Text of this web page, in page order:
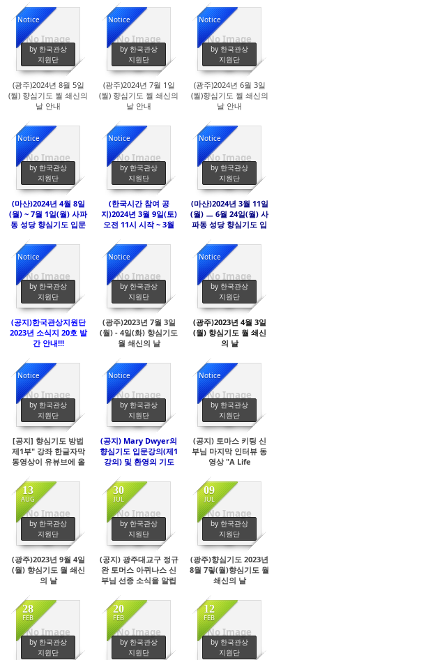
No Image
Notice
by 한국관상
지원단
3130
(광주)2024년 8월 5일
(월) 향심기도 월 쇄신의
날 안내
No Image
Notice
by 한국관상
지원단
3935
(광주)2024년 7월 1일
(월) 향심기도 월 쇄신의
날 안내
No Image
Notice
by 한국관상
지원단
4244
(광주)2024년 6월 3일
(월)향심기도 월 쇄신의
날 안내
No Image
Notice
by 한국관상
지원단
3929
(마산)2024년 4월 8일
(월) ~ 7월 1일(월) 사파
동 성당 향심기도 입문
반
No Image
Notice
by 한국관상
지원단
4081
(한국시간 참여 공
지)2024년 3월 9일(토)
오전 11시 시작 ~ 3월
: 전 세계가 기도 안에
하나되는 날 참여 안내
No Image
Notice
by 한국관상
지원단
3887
(마산)2024년 3월 11일
(월) ㅡ 6월 24일(월) 사
파동 성당 향심기도 입
회) --- 오전반
No Image
Notice
by 한국관상
지원단
4172
(공지)한국관상지원단
2023년 소식지 20호 발
간 안내!!!
No Image
Notice
by 한국관상
지원단
3944
(광주)2023년 7월 3일
(월) - 4일(화) 향심기도
월 쇄신의 날
No Image
Notice
by 한국관상
지원단
3976
(광주)2023년 4월 3일
(월) 향심기도 월 쇄신
의 날
No Image
Notice
by 한국관상
지원단
4734
[공지] 향심기도 방법
제1부" 강좌 한글자막
동영상이 유뷰브에 올
다.
No Image
Notice
by 한국관상
지원단
4930
(공지) Mary Dwyer의
향심기도 입문강의(제1
강의) 및 환영의 기도
한국어 자막) new
No Image
Notice
by 한국관상
지원단
4532
(공지) 토마스 키팅 신
부님 마지막 인터뷰 동
영상 "A Life
Love" - 한국어 자막
No Image
13
AUG
by 한국관상
지원단
444
(광주)2023년 9월 4일
(월) 향심기도 월 쇄신
의 날
No Image
30
JUL
by 한국관상
지원단
445
(공지) 광주대교구 정규
완 토머스 아퀴나스 신
부님 선종 소식을 알립
No Image
09
JUL
by 한국관상
지원단
432
(광주)향심기도 2023년
8월 7맇(월)향심기도 월
쇄신의 날
No Image
28
FEB
by 한국관상
지원단
446 No Image
20
FEB
by 한국관상
지원단
477 No Image
12
FEB
by 한국관상
지원단
416